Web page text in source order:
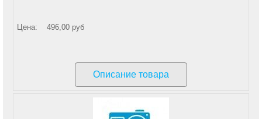
Цена: 496,00 руб
Описание товара